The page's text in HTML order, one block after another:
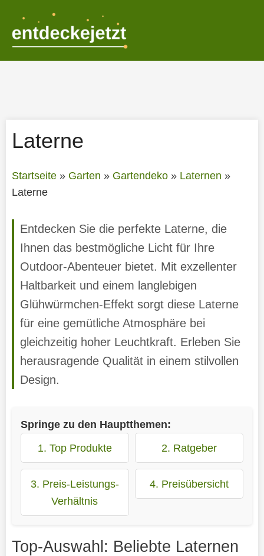
springen
Laterne
Startseite» Garten » Gartendeko» Laternen »
Laterne
Entdecken Sie die perfekte Laterne, die
Ihnen das bestmögliche Licht für Ihre
Outdoor-Abenteuer bietet. Mit exzellenter
Haltbarkeit und einem langlebigen
Glühwürmchen-Effekt sorgt diese Laterne
für eine gemütliche Atmosphäre bei
gleichzeitig hoher Leuchtkraft. Erleben Sie
herausragende Qualität in einem stilvollen
Design.
Springe zu den Hauptthemen:
1. Top Produkte
2. Ratgeber
3. Preis-Leistungs-
Verhältnis
4. Preisübersicht
Top-Auswahl: Beliebte Laternen